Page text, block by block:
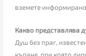
вземете
Какво представлява
Душ без праг,
къпане, при която